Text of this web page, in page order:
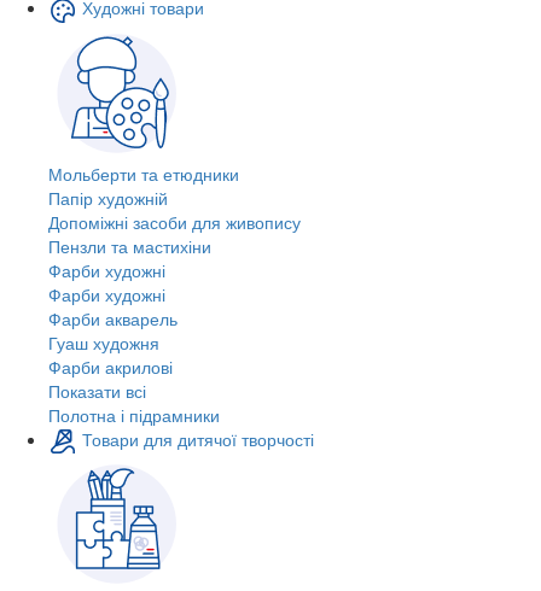
Художні товари
Мольберти та етюдники
Папір художній
Допоміжні засоби для живопису
Пензли та мастихіни
Фарби художні
Фарби художні
Фарби акварель
Гуаш художня
Фарби акрилові
Показати всі
Полотна і підрамники
Товари для дитячої творчості